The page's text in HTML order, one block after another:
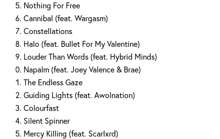
Nothing For Free
Cannibal (feat. Wargasm)
Constellations
Halo (feat. Bullet For My Valentine)
Louder Than Words (feat. Hybrid Minds)
Napalm (feat. Joey Valence & Brae)
The Endless Gaze
Guiding Lights (feat. Awolnation)
Colourfast
Silent Spinner
Mercy Killing (feat. Scarlxrd)